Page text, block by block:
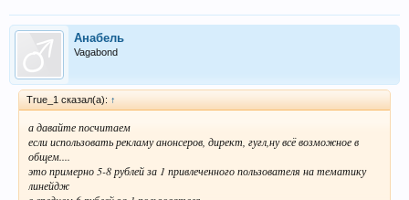
Анабель
Vagabond
True_1 сказал(а): ↑
а давайте посчитаем
если использовать рекламу анонсеров, директ, гугл,ну всё возможное в
общем....
это примерно 5-8 рублей за 1 привлеченного пользователя на тематику
линейдж